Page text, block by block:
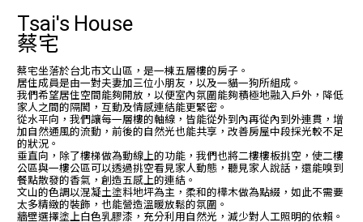
Tsai's House
蔡宅
蔡宅坐落於台北市文山區，是一棟五層樓的房子。
居住成員是由一對夫妻加三位小朋友，以及一貓一狗所組成。
我們希望居住空間能夠開放，以便室內氛圍能夠積極地融入戶外，降低
家人之間的隔閡，互動及情感連結能更緊密。
從水平向，我們讓每一層樓的軸線，皆能從外到內再從內到外連貫，增
加自然通風的流動，前後的自然光也能共享，改善房屋中段採光較不足
的狀況。
垂直向，除了樓梯做為動線上的功能，我們也將二樓樓板挑空，使二樓
公區與一樓公區可以透過挑空看見家人動態，聽見家人說話，還能嗅到
餐點散發的香氣，創造五感上的連結。
​文山的色調以混凝土塗料地坪為主，柔和的樺木做為點綴，如此不需要
太多精緻的裝飾，也能營造溫暖放鬆的氛圍。
牆壁選擇塗上白色乳膠漆，充分利用自然光，減少對人工照明的依賴。